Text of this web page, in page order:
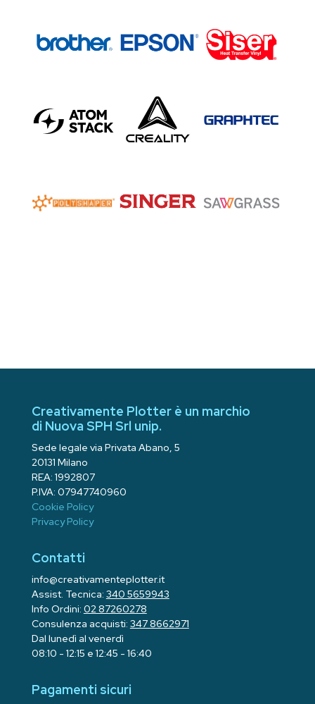
Creativamente Plotter è un marchio
di Nuova SPH Srl unip.
Sede legale via Privata Abano, 5
20131 Milano
REA: 1992807
P.IVA: 07947740960
Cookie Policy
Privacy Policy
Contatti
info@creativamenteplotter.it
Assist. Tecnica: 340 5659943
Info Ordini: 02 87260278
Consulenza acquisti: 347 8662971
Dal lunedì al venerdì
08:10 - 12:15 e 12:45 - 16:40
Pagamenti sicuri